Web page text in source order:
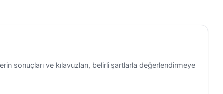
sonuçları ve kılavuzları, belirli şartlarla değerlendirmeye